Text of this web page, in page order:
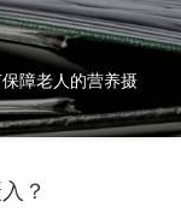
障老人的营养摄
？